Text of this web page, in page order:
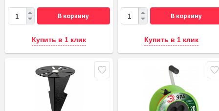
В корзину
Купить в 1 клик
В корзину
Купить в 1 клик